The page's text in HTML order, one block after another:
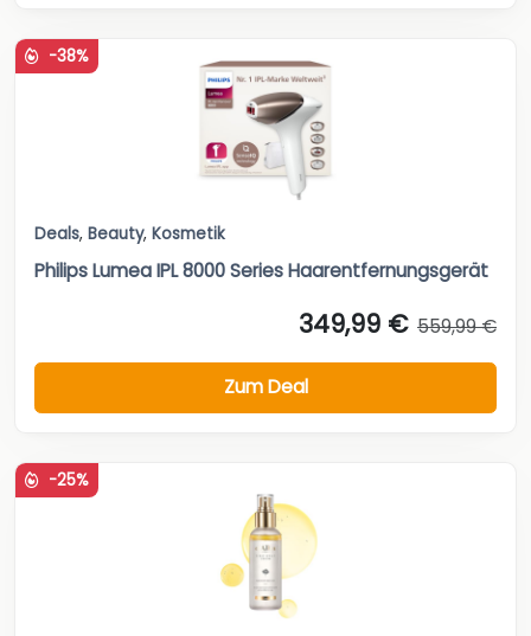
-38%
Deals, Beauty, Kosmetik
Philips Lumea IPL 8000 Series Haarentfernungsgerät
349,99 € 559,99 €
Zum Deal
-25%